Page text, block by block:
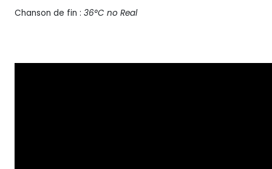
Chanson de fin : 36°C no Real